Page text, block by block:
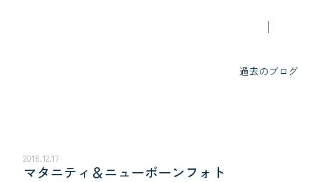
過去のブログ
2018.12.17
マタニティ＆ニューボーンフォト